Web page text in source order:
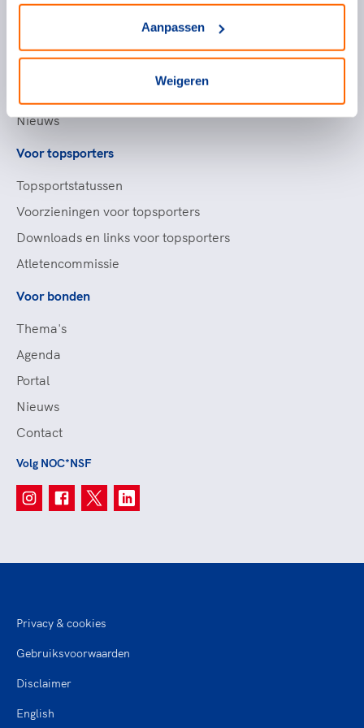
Aanpassen
Weigeren
Nieuws
Voor topsporters
Topsportstatussen
Voorzieningen voor topsporters
Downloads en links voor topsporters
Atletencommissie
Voor bonden
Thema's
Agenda
Portal
Nieuws
Contact
Volg NOC*NSF
Privacy & cookies
Gebruiksvoorwaarden
Disclaimer
English